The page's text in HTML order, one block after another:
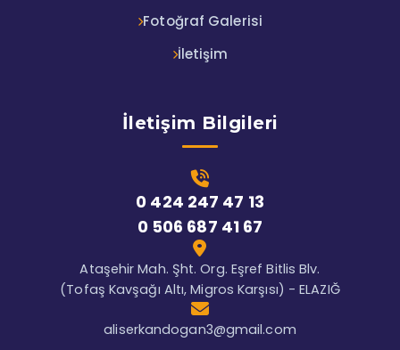
Fotoğraf Galerisi
İletişim
İletişim Bilgileri
0 424 247 47 13
0 506 687 41 67
Ataşehir Mah. Şht. Org. Eşref Bitlis Blv.
(Tofaş Kavşağı Altı, Migros Karşısı) - ELAZIĞ
aliserkandogan3@gmail.com